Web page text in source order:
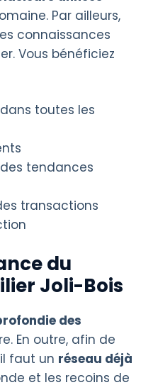
Par ailleurs,
connaissances
Vous bénéficiez
toutes les
tendances
transactions
du
Joli-Bois
des
En outre, afin de
faut un réseau déjà
et les recoins de